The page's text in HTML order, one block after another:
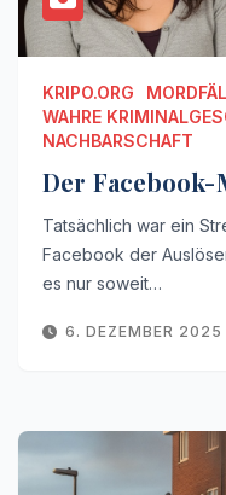
KRIPO.ORG
WAHRE
NACHBARSCHAFT
Der Facebook-
Tatsächlich war ein
Facebook der
es nur soweit…
6. DEZEMBER 2025